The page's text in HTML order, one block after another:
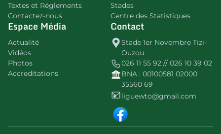
Textes et Réglements
Contactez-nous
Stades
Centre des Statistiques
Espace Média
Actualité
Vidéos
Photos
Accreditations
Contact
Stade 1er Novembre Tizi-
Ouzou
026 11 55 92 // 026 10 39 02
BNA : 00100581 02000
35560 69
liguewto@gmail.com